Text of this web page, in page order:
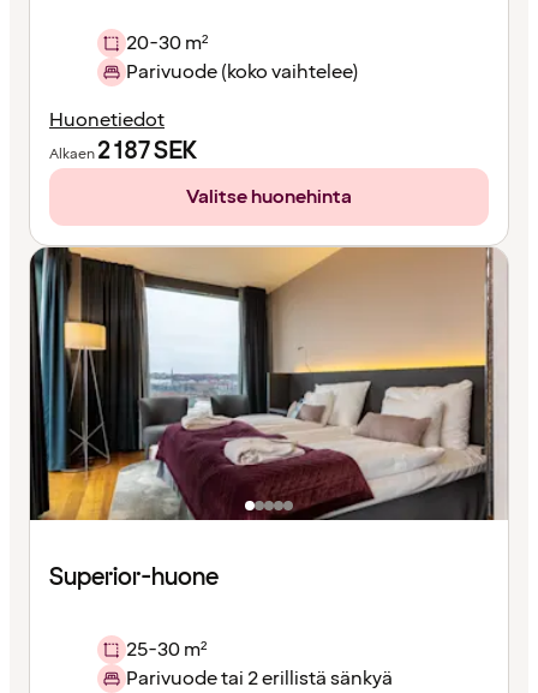
20-30 m²
Parivuode (koko vaihtelee)
Huonetiedot
Alkaen2 187SEK
Valitse huonehinta
Superior-huone
25-30 m²
Parivuode tai 2 erillistä sänkyä